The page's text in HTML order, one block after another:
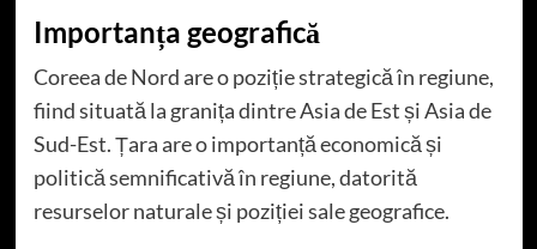
Importanța geografică
Coreea de Nord are o poziție strategică în regiune,
fiind situată la granița dintre Asia de Est și Asia de
Sud-Est. Țara are o importanță economică și
politică semnificativă în regiune, datorită
resurselor naturale și poziției sale geografice.